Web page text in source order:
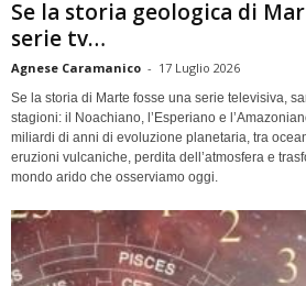
Se la storia geologica di
serie tv…
Agnese Caramanico - 17 Luglio 2026
Se la storia di Marte fosse una serie televisiva,
stagioni: il Noachiano, l’Esperiano e
miliardi di anni di evoluzione planetaria, tra
eruzioni vulcaniche, perdita dell’atmosfera e
mondo arido che osserviamo oggi.